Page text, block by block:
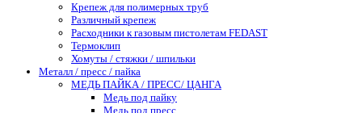
Крепеж для полимерных труб
Различный крепеж
Расходники к газовым пистолетам FEDAST
Термоклип
Хомуты / стяжки / шпильки
Металл / пресс / пайка
МЕДЬ ПАЙКА / ПРЕСС/ ЦАНГА
Медь под пайку
Медь под пресс